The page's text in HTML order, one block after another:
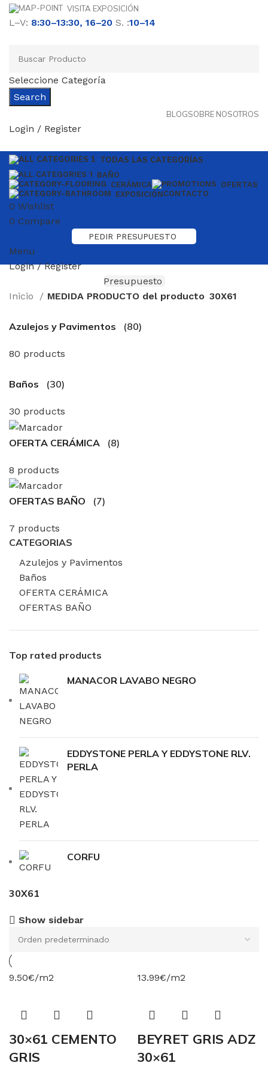
VISITA EXPOSICIÓN
L–V: 8:30–13:30, 16–20 S. :10–14
Seleccione Categoría
Search
BLOGSOBRE NOSOTROS
Login / Register
TODAS LAS CATEGORÍAS
BAÑO
CERÁMICA
OFERTAS
EXPOSICIÓNCONTACTO
0 Wishlist
0 Compare
PEDIR PRESUPUESTO
Menu
Login / Register
Presupuesto
Inicio
MEDIDA PRODUCTO del producto 30X61
Azulejos y Pavimentos (80)
80 products
Baños (30)
30 products
OFERTA CERÁMICA (8)
8 products
OFERTAS BAÑO (7)
7 products
CATEGORIAS
Azulejos y Pavimentos
Baños
OFERTA CERÁMICA
OFERTAS BAÑO
Top rated products
MANACOR LAVABO NEGRO
EDDYSTONE PERLA Y EDDYSTONE RLV.
PERLA
CORFU
30X61
Show sidebar
9.50€/m2
30×61 CEMENTO
GRIS
13.99€/m2
BEYRET GRIS ADZ
30×61